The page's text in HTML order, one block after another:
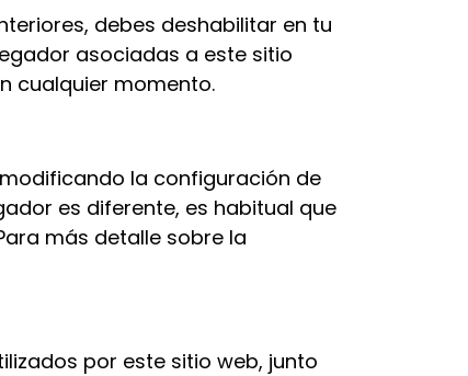
debes deshabilitar en tu
asociadas a este sitio
cualquier momento.
la configuración de
es diferente, es habitual que
más detalle sobre la
por este sitio web, junto